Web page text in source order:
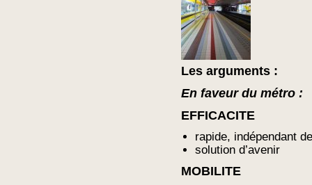
Les arguments :
En faveur du métro :
EFFICACITE
rapide, indépendant
solution d’avenir
MOBILITE